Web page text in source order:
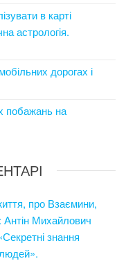
в карті
астрологія.
дорогах і
побажань на
про Взаємини,
Антін Михайлович
знання